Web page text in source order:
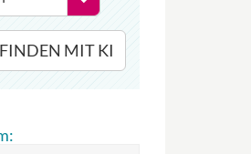
FINDEN MIT KI